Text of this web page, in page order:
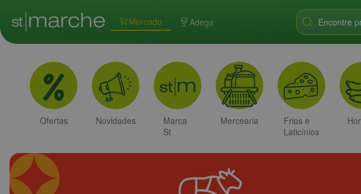
Mercado Adega Encontre
Ofertas Novidades
Marca
St
Mercearia
Frios e
Laticínios